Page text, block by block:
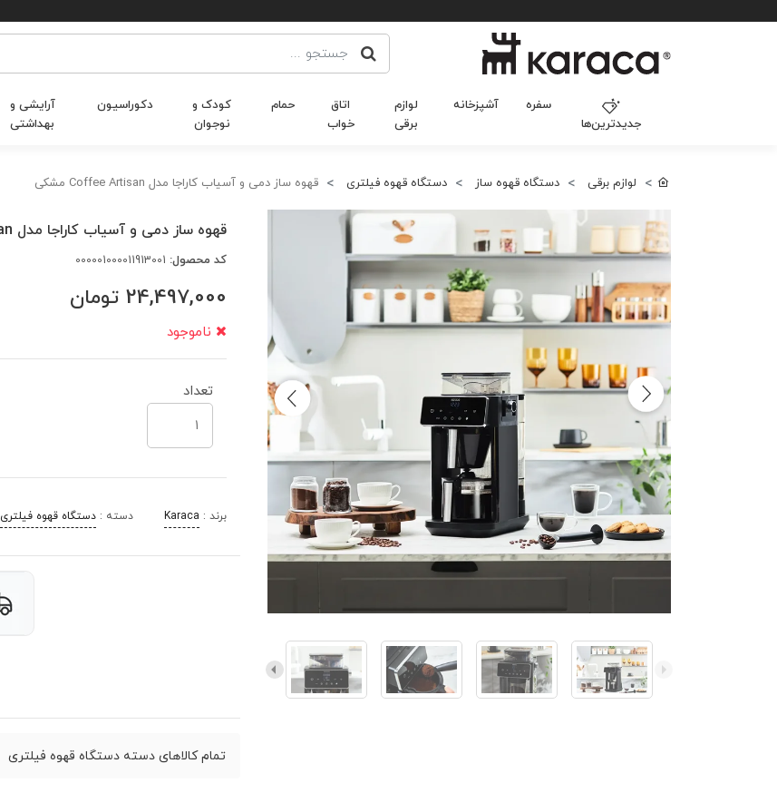
جدیدترین‌ها
سفره آشپزخانه
لوازم
برقی
اتاق
خواب
حمام
کودک و
نوجوان
دکوراسیون
آرایشی و
بهداشتی
لوازم برقی دستگاه قهوه ساز دستگاه قهوه فیلتری قهوه ساز دمی و آسیاب کاراجا مدل Coffee Artisan مشکی
قهوه ساز دمی و آسیاب کاراجا مدل Coffee Artisan مشکی
کد محصول:
24,497,000 تومان
ناموجود
تعداد
برند : Karaca دسته : دستگاه قهوه فیلتری
تمام کالاهای دسته دستگاه قهوه فیلتری